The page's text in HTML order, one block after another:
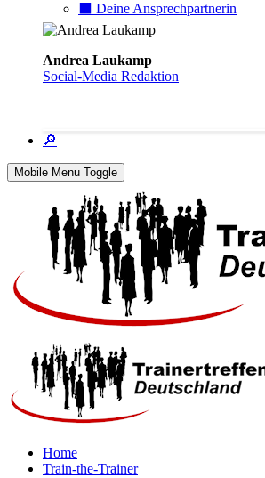
⬛️ Deine Ansprechpartnerin
Andrea Laukamp
Social-Media Redaktion
🔎
Mobile Menu Toggle
Home
Train-the-Trainer